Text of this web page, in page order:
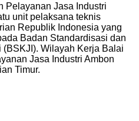
Pelayanan Jasa Industri
unit pelaksana teknis
Republik Indonesia yang
Badan Standardisasi dan
(BSKJI). Wilayah Kerja Balai
Jasa Industri Ambon
Timur.